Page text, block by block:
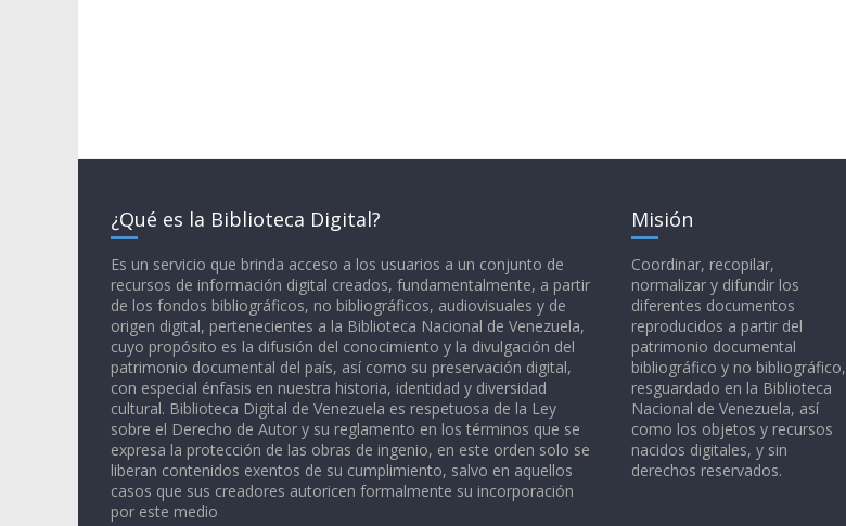
¿Qué es la Biblioteca Digital?
Es un servicio que brinda acceso a los usuarios a un conjunto de
recursos de información digital creados, fundamentalmente, a partir
de los fondos bibliográficos, no bibliográficos, audiovisuales y de
origen digital, pertenecientes a la Biblioteca Nacional de Venezuela,
cuyo propósito es la difusión del conocimiento y la divulgación del
patrimonio documental del país, así como su preservación digital,
con especial énfasis en nuestra historia, identidad y diversidad
cultural. Biblioteca Digital de Venezuela es respetuosa de la Ley
sobre el Derecho de Autor y su reglamento en los términos que se
expresa la protección de las obras de ingenio, en este orden solo se
liberan contenidos exentos de su cumplimiento, salvo en aquellos
casos que sus creadores autoricen formalmente su incorporación
por este medio
Misión
Coordinar, recopilar,
normalizar y difundir los
diferentes documentos
reproducidos a partir del
patrimonio documental
bibliográfico y no bibliográfico,
resguardado en la Biblioteca
Nacional de Venezuela, así
como los objetos y recursos
nacidos digitales, y sin
derechos reservados.